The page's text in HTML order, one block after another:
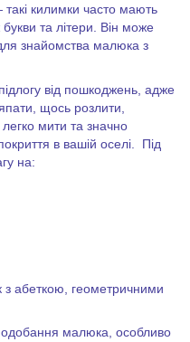
килимки часто мають
та літери. Він може
знайомства малюка з
від пошкоджень, адже
щось розлити,
мити та значно
в вашій оселі.
Під
на:
з абеткою, геометричними
малюка, особливо